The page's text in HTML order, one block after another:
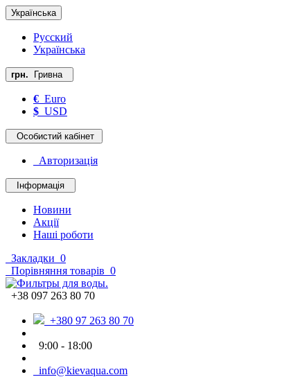
Українська
Русский
Українська
грн. Гривна
€ Euro
$ USD
Особистий кабінет
Авторизація
Інформація
Новини
Акції
Наші роботи
Закладки 0
Порівняння товарів 0
+38 097 263 80 70
+380 97 263 80 70
9:00 - 18:00
info@kievaqua.com